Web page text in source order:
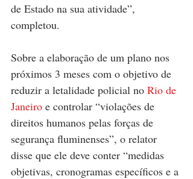
de Estado na sua atividade”,
completou.
Sobre a elaboração de um plano nos
próximos 3 meses com o objetivo de
reduzir a letalidade policial no Rio de
Janeiro e controlar “violações de
direitos humanos pelas forças de
segurança fluminenses”, o relator
disse que ele deve conter “medidas
objetivas, cronogramas específicos e a